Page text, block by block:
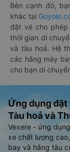
Bên cạnh đó,
khác tại
đặt vé cho phép
thời gian di
và tàu hoả. Hệ
các hãng máy
cho bạn di
Ứng dụng đặt
Tàu hoả và
Vexere - ứng
xe chất lượng
bay và hãng tàu